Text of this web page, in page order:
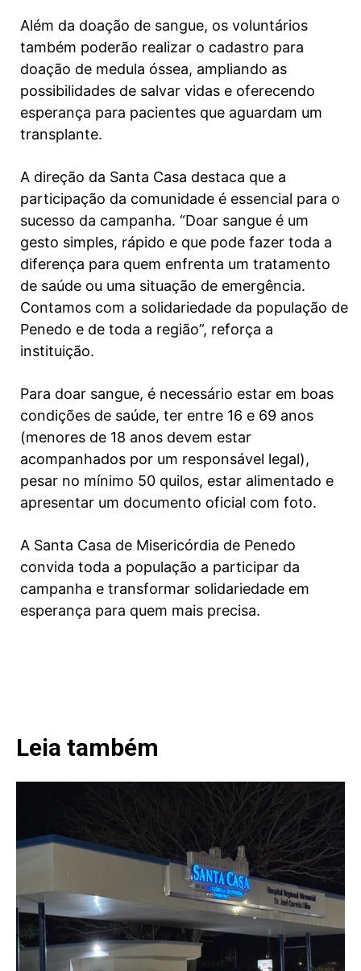
Além da doação de sangue, os voluntários
também poderão realizar o cadastro para
doação de medula óssea, ampliando as
possibilidades de salvar vidas e oferecendo
esperança para pacientes que aguardam um
transplante.
A direção da Santa Casa destaca que a
participação da comunidade é essencial para o
sucesso da campanha. “Doar sangue é um
gesto simples, rápido e que pode fazer toda a
diferença para quem enfrenta um tratamento
de saúde ou uma situação de emergência.
Contamos com a solidariedade da população de
Penedo e de toda a região”, reforça a
instituição.
Para doar sangue, é necessário estar em boas
condições de saúde, ter entre 16 e 69 anos
(menores de 18 anos devem estar
acompanhados por um responsável legal),
pesar no mínimo 50 quilos, estar alimentado e
apresentar um documento oficial com foto.
A Santa Casa de Misericórdia de Penedo
convida toda a população a participar da
campanha e transformar solidariedade em
esperança para quem mais precisa.
Leia também